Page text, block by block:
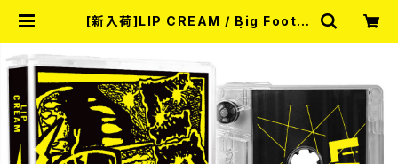
[新入荷]LIP CREAM / Big Foot C